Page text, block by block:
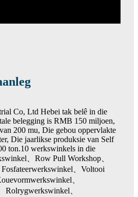
Co, Ltd Hebei tak belê in die
belegging is RMB 150 miljoen,
200 mu, Die gebou oppervlakte
Die jaarlikse produksie van Self
ton.10 werkswinkels in die
、Row Pull Workshop、
、Voltooi
、
Rolrygwerkswinkel、